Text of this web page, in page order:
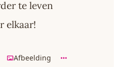
te leven
elkaar!
Afbeelding